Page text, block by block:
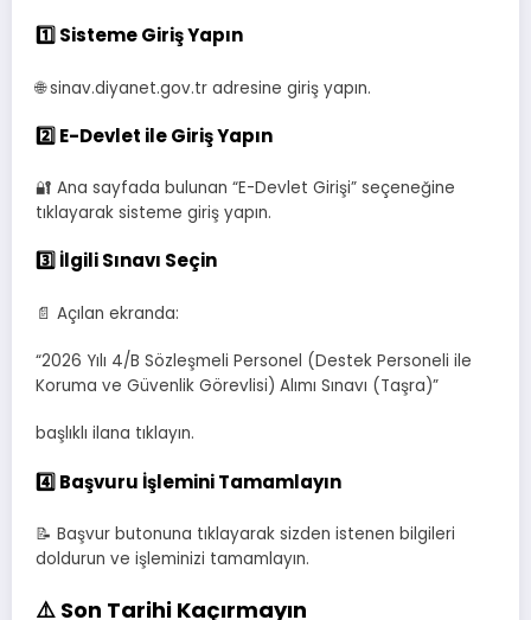
1️⃣ Sisteme Giriş Yapın
🌐 sinav.diyanet.gov.tr adresine giriş yapın.
2️⃣ E-Devlet ile Giriş Yapın
🔐 Ana sayfada bulunan “E-Devlet Girişi” seçeneğine
tıklayarak sisteme giriş yapın.
3️⃣ İlgili Sınavı Seçin
📄 Açılan ekranda:
“2026 Yılı 4/B Sözleşmeli Personel (Destek Personeli ile
Koruma ve Güvenlik Görevlisi) Alımı Sınavı (Taşra)”
başlıklı ilana tıklayın.
4️⃣ Başvuru İşlemini Tamamlayın
📝 Başvur butonuna tıklayarak sizden istenen bilgileri
doldurun ve işleminizi tamamlayın.
⚠️ Son Tarihi Kaçırmayın